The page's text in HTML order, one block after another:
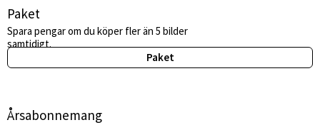
Paket
Spara pengar om du köper fler än 5 bilder
samtidigt.
Paket
Årsabonnemang